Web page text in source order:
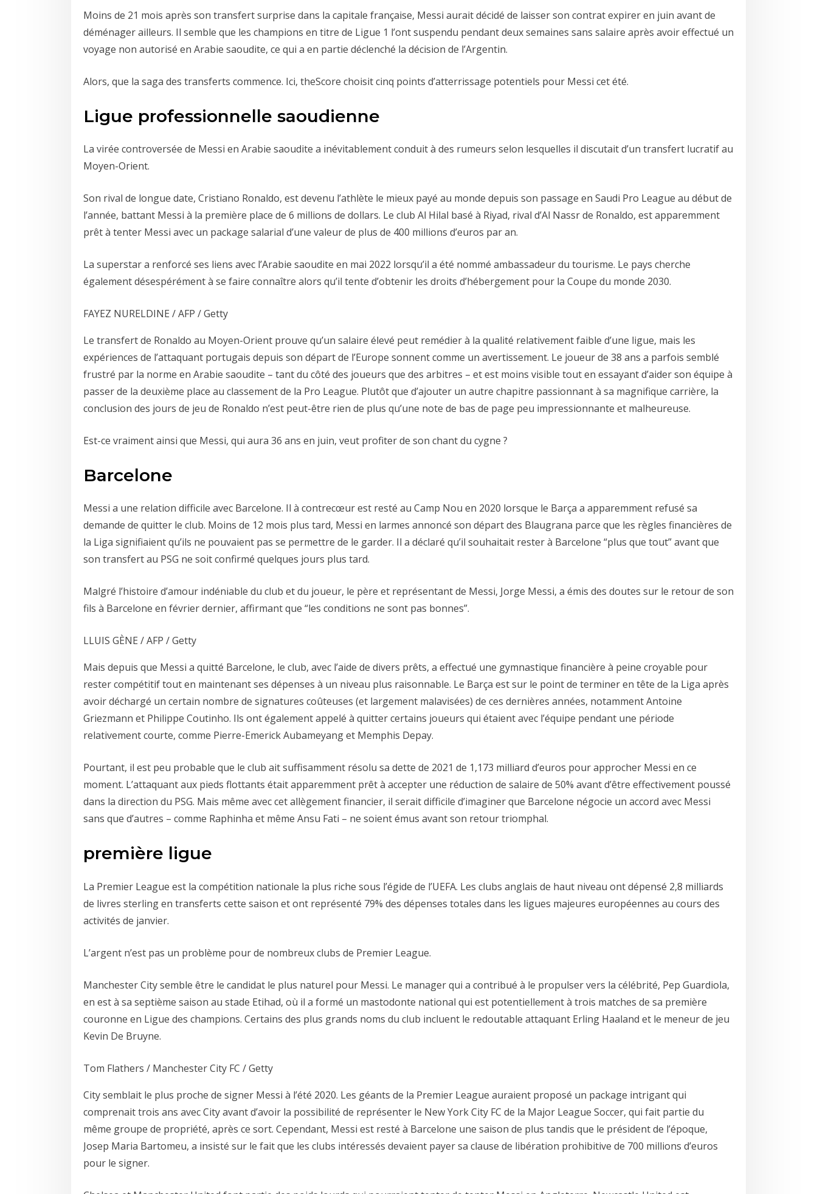
Moins de 21 mois après son transfert surprise dans la capitale française, Messi aurait décidé de laisser son contrat expirer en juin avant de
déménager ailleurs. Il semble que les champions en titre de Ligue 1 l’ont suspendu pendant deux semaines sans salaire après avoir effectué un
voyage non autorisé en Arabie saoudite, ce qui a en partie déclenché la décision de l’Argentin.
Alors, que la saga des transferts commence. Ici, theScore choisit cinq points d’atterrissage potentiels pour Messi cet été.
Ligue professionnelle saoudienne
La virée controversée de Messi en Arabie saoudite a inévitablement conduit à des rumeurs selon lesquelles il discutait d’un transfert lucratif au
Moyen-Orient.
Son rival de longue date, Cristiano Ronaldo, est devenu l’athlète le mieux payé au monde depuis son passage en Saudi Pro League au début de
l’année, battant Messi à la première place de 6 millions de dollars. Le club Al Hilal basé à Riyad, rival d’Al Nassr de Ronaldo, est apparemment
prêt à tenter Messi avec un package salarial d’une valeur de plus de 400 millions d’euros par an.
La superstar a renforcé ses liens avec l’Arabie saoudite en mai 2022 lorsqu’il a été nommé ambassadeur du tourisme. Le pays cherche
également désespérément à se faire connaître alors qu’il tente d’obtenir les droits d’hébergement pour la Coupe du monde 2030.
FAYEZ NURELDINE / AFP / Getty
Le transfert de Ronaldo au Moyen-Orient prouve qu’un salaire élevé peut remédier à la qualité relativement faible d’une ligue, mais les
expériences de l’attaquant portugais depuis son départ de l’Europe sonnent comme un avertissement. Le joueur de 38 ans a parfois semblé
frustré par la norme en Arabie saoudite – tant du côté des joueurs que des arbitres – et est moins visible tout en essayant d’aider son équipe à
passer de la deuxième place au classement de la Pro League. Plutôt que d’ajouter un autre chapitre passionnant à sa magnifique carrière, la
conclusion des jours de jeu de Ronaldo n’est peut-être rien de plus qu’une note de bas de page peu impressionnante et malheureuse.
Est-ce vraiment ainsi que Messi, qui aura 36 ans en juin, veut profiter de son chant du cygne ?
Barcelone
Messi a une relation difficile avec Barcelone. Il à contrecœur est resté au Camp Nou en 2020 lorsque le Barça a apparemment refusé sa
demande de quitter le club. Moins de 12 mois plus tard, Messi en larmes annoncé son départ des Blaugrana parce que les règles financières de
la Liga signifiaient qu’ils ne pouvaient pas se permettre de le garder. Il a déclaré qu’il souhaitait rester à Barcelone “plus que tout” avant que
son transfert au PSG ne soit confirmé quelques jours plus tard.
Malgré l’histoire d’amour indéniable du club et du joueur, le père et représentant de Messi, Jorge Messi, a émis des doutes sur le retour de son
fils à Barcelone en février dernier, affirmant que “les conditions ne sont pas bonnes”.
LLUIS GÈNE / AFP / Getty
Mais depuis que Messi a quitté Barcelone, le club, avec l’aide de divers prêts, a effectué une gymnastique financière à peine croyable pour
rester compétitif tout en maintenant ses dépenses à un niveau plus raisonnable. Le Barça est sur le point de terminer en tête de la Liga après
avoir déchargé un certain nombre de signatures coûteuses (et largement malavisées) de ces dernières années, notamment Antoine
Griezmann et Philippe Coutinho. Ils ont également appelé à quitter certains joueurs qui étaient avec l’équipe pendant une période
relativement courte, comme Pierre-Emerick Aubameyang et Memphis Depay.
Pourtant, il est peu probable que le club ait suffisamment résolu sa dette de 2021 de 1,173 milliard d’euros pour approcher Messi en ce
moment. L’attaquant aux pieds flottants était apparemment prêt à accepter une réduction de salaire de 50% avant d’être effectivement poussé
dans la direction du PSG. Mais même avec cet allègement financier, il serait difficile d’imaginer que Barcelone négocie un accord avec Messi
sans que d’autres – comme Raphinha et même Ansu Fati – ne soient émus avant son retour triomphal.
première ligue
La Premier League est la compétition nationale la plus riche sous l’égide de l’UEFA. Les clubs anglais de haut niveau ont dépensé 2,8 milliards
de livres sterling en transferts cette saison et ont représenté 79% des dépenses totales dans les ligues majeures européennes au cours des
activités de janvier.
L’argent n’est pas un problème pour de nombreux clubs de Premier League.
Manchester City semble être le candidat le plus naturel pour Messi. Le manager qui a contribué à le propulser vers la célébrité, Pep Guardiola,
en est à sa septième saison au stade Etihad, où il a formé un mastodonte national qui est potentiellement à trois matches de sa première
couronne en Ligue des champions. Certains des plus grands noms du club incluent le redoutable attaquant Erling Haaland et le meneur de jeu
Kevin De Bruyne.
Tom Flathers / Manchester City FC / Getty
City semblait le plus proche de signer Messi à l’été 2020. Les géants de la Premier League auraient proposé un package intrigant qui
comprenait trois ans avec City avant d’avoir la possibilité de représenter le New York City FC de la Major League Soccer, qui fait partie du
même groupe de propriété, après ce sort. Cependant, Messi est resté à Barcelone une saison de plus tandis que le président de l’époque,
Josep Maria Bartomeu, a insisté sur le fait que les clubs intéressés devaient payer sa clause de libération prohibitive de 700 millions d’euros
pour le signer.